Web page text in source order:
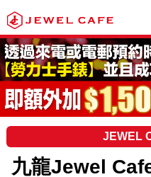
JEWEL
JEWEL
九龍Jewel